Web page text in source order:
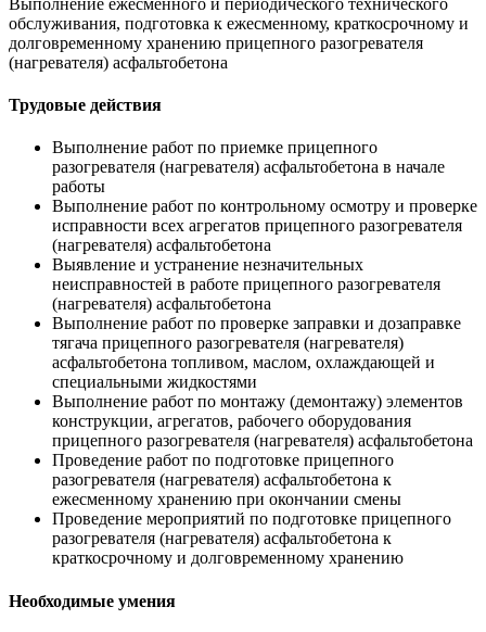
обслуживания, подготовка к ежесменному, краткосрочному и
долговременному хранению прицепного разогревателя
(нагревателя) асфальтобетона
Трудовые действия
Выполнение работ по приемке прицепного
разогревателя (нагревателя) асфальтобетона в начале
работы
Выполнение работ по контрольному осмотру и проверке
исправности всех агрегатов прицепного разогревателя
(нагревателя) асфальтобетона
Выявление и устранение незначительных
неисправностей в работе прицепного разогревателя
(нагревателя) асфальтобетона
Выполнение работ по проверке заправки и дозаправке
тягача прицепного разогревателя (нагревателя)
асфальтобетона топливом, маслом, охлаждающей и
специальными жидкостями
Выполнение работ по монтажу (демонтажу) элементов
конструкции, агрегатов, рабочего оборудования
прицепного разогревателя (нагревателя) асфальтобетона
Проведение работ по подготовке прицепного
разогревателя (нагревателя) асфальтобетона к
ежесменному хранению при окончании смены
Проведение мероприятий по подготовке прицепного
разогревателя (нагревателя) асфальтобетона к
краткосрочному и долговременному хранению
Необходимые умения